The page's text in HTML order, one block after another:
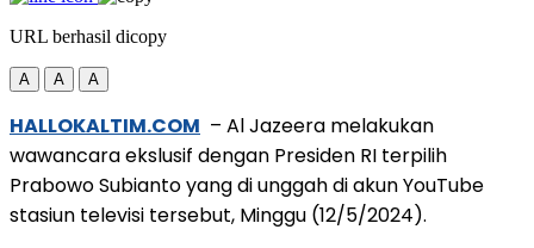
URL berhasil dicopy
A A A
HALLOKALTIM.COM – Al Jazeera melakukan
wawancara ekslusif dengan Presiden RI terpilih
Prabowo Subianto yang di unggah di akun YouTube
stasiun televisi tersebut, Minggu (12/5/2024).